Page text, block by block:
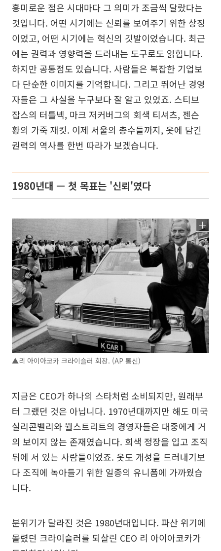
흥미로운 점은 시대마다 그 의미가 조금씩 달랐다는
것입니다. 어떤 시기에는 신뢰를 보여주기 위한 상징
이었고, 어떤 시기에는 혁신의 깃발이었습니다. 최근
에는 권력과 영향력을 드러내는 도구로도 읽힙니다.
하지만 공통점도 있습니다. 사람들은 복잡한 기업보
다 단순한 이미지를 기억합니다. 그리고 뛰어난 경영
자들은 그 사실을 누구보다 잘 알고 있었죠. 스티브
잡스의 터틀넥, 마크 저커버그의 회색 티셔츠, 젠슨
황의 가죽 재킷. 이제 서울의 총수들까지, 옷에 담긴
권력의 역사를 한번 따라가 보겠습니다.
1980년대 — 첫 목표는 '신뢰'였다
▲리 아이아코카 크라이슬러 회장. (AP 통신)
지금은 CEO가 하나의 스타처럼 소비되지만, 원래부
터 그랬던 것은 아닙니다. 1970년대까지만 해도 미국
실리콘밸리와 월스트리트의 경영자들은 대중에게 거
의 보이지 않는 존재였습니다. 회색 정장을 입고 조직
뒤에 서 있는 사람들이었죠. 옷도 개성을 드러내기보
다 조직에 녹아들기 위한 일종의 유니폼에 가까웠습
니다.
분위기가 달라진 것은 1980년대입니다. 파산 위기에
몰렸던 크라이슬러를 되살린 CEO 리 아이아코카가